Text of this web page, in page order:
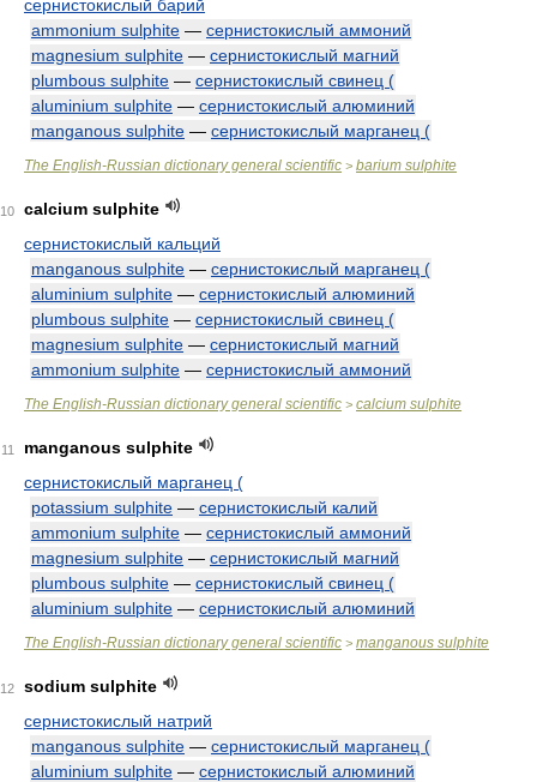
сернистокислый барий
ammonium sulphite — сернистокислый аммоний
magnesium sulphite — сернистокислый магний
plumbous sulphite — сернистокислый свинец (
aluminium sulphite — сернистокислый алюминий
manganous sulphite — сернистокислый марганец (
The English-Russian dictionary general scientific > barium sulphite
10
calcium sulphite
сернистокислый кальций
manganous sulphite — сернистокислый марганец (
aluminium sulphite — сернистокислый алюминий
plumbous sulphite — сернистокислый свинец (
magnesium sulphite — сернистокислый магний
ammonium sulphite — сернистокислый аммоний
The English-Russian dictionary general scientific > calcium sulphite
11
manganous sulphite
сернистокислый марганец (
potassium sulphite — сернистокислый калий
ammonium sulphite — сернистокислый аммоний
magnesium sulphite — сернистокислый магний
plumbous sulphite — сернистокислый свинец (
aluminium sulphite — сернистокислый алюминий
The English-Russian dictionary general scientific > manganous sulphite
12
sodium sulphite
сернистокислый натрий
manganous sulphite — сернистокислый марганец (
aluminium sulphite — сернистокислый алюминий